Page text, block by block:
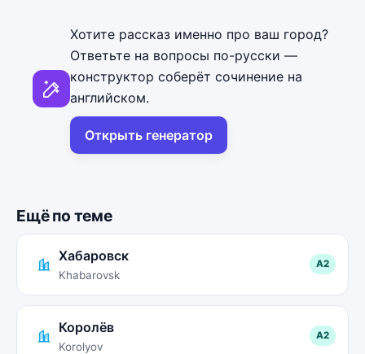
Хотите рассказ именно про ваш город?
Ответьте на вопросы по-русски —
конструктор соберёт сочинение на
английском.
Открыть генератор
Ещё по теме
Хабаровск
Khabarovsk
A2
Королёв
Korolyov
A2